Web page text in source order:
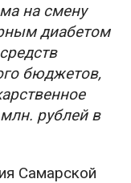
на смену
диабетом
бюджетов,
рублей в
Самарской